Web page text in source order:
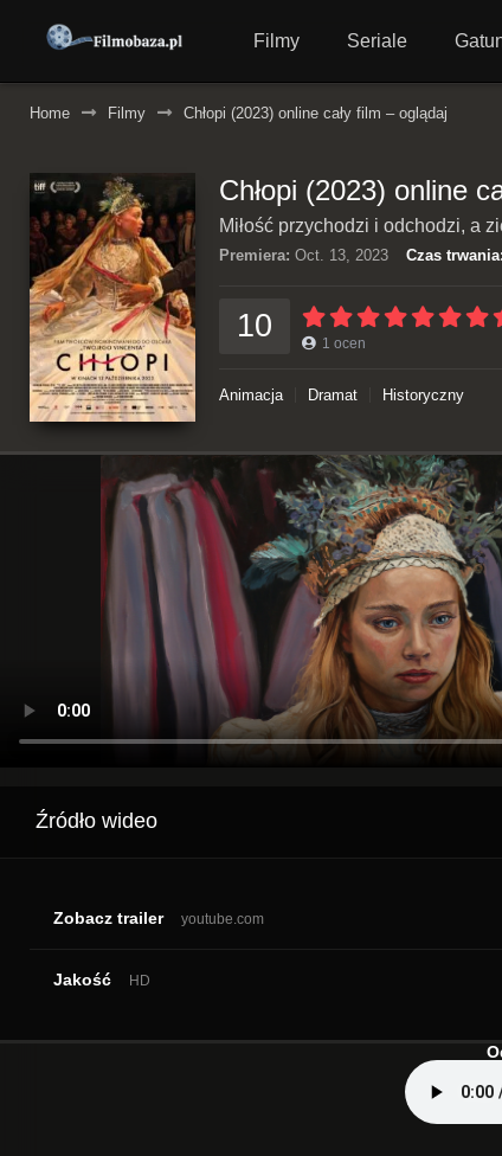
Filmy Seriale
Home Filmy Chłopi (2023) online cały film – oglądaj
Chłopi (2023) online
Miłość przychodzi i odchodzi, a
Premiera: Oct. 13, 2023 Czas trwania:
10 1 ocen
Animacja Dramat Historyczny
Źródło wideo
Zobacz trailer youtube.com
Jakość HD